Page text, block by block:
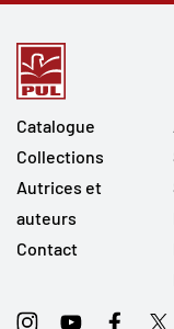
Catalogue
Collections
Autrices et
auteurs
Contact